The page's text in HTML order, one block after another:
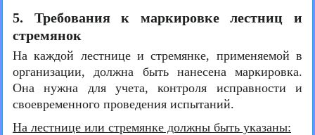
5. Требования к маркировке лестниц и
стремянок
На каждой лестнице и стремянке, применяемой в
организации, должна быть нанесена маркировка.
Она нужна для учета, контроля исправности и
своевременного проведения испытаний.
На лестнице или стремянке должны быть указаны: